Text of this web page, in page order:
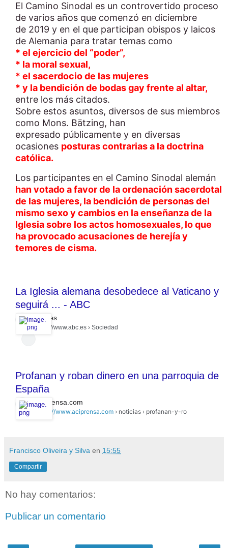
El Camino Sinodal es un controvertido proceso
de varios años que comenzó en diciembre
de 2019 y en el que participan obispos y laicos
de Alemania para tratar temas como
* el ejercicio del “poder”,
* la moral sexual,
* el sacerdocio de las mujeres
* y la bendición de bodas gay frente al altar,
entre los más citados.
Sobre estos asuntos, diversos de sus miembros
como Mons. Bätzing, han
expresado públicamente y en diversas
ocasiones posturas contrarias a la doctrina
católica.
Los participantes en el Camino Sinodal alemán
han votado a favor de la ordenación sacerdotal
de las mujeres, la bendición de personas del
mismo sexo y cambios en la enseñanza de la
Iglesia sobre los actos homosexuales, lo que
ha provocado acusaciones de herejía y
temores de cisma.
La Iglesia alemana desobedece al Vaticano y
seguirá ... - ABC
abc.es
https://www.abc.es › Sociedad
Profanan y roban dinero en una parroquia de
España
aciprensa.com
https://www.aciprensa.com › noticias › profanan-y-ro
Francisco Oliveira y Silva en 15:55
Compartir
No hay comentarios:
Publicar un comentario